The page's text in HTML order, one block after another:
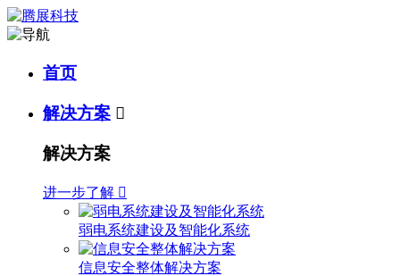
首页
解决方案 
解决方案
进一步了解 
弱电系统建设及智能化系统
信息安全整体解决方案